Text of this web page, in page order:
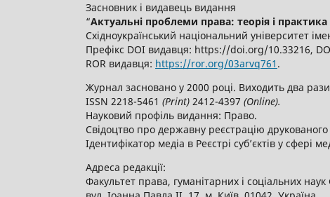
Засновник і видавець видання
“Актуальні проблеми права: теорія і
Східноукраїнський національний університет
Префікс DOI видавця: https://doi.org/10.33216,
ROR видавця: https://ror.org/03arvq761 .
Журнал засновано у 2000 році. Виходить два
ISSN 2218-5461 (Print) 2412-4397 (Online).
Науковий профіль видання: Право.
Свідоцтво про державну реєстрацію
Ідентифікатор медіа в Реєстрі суб’єктів у сфері
Адреса редакції:
Факультет права, гуманітарних і соціальних